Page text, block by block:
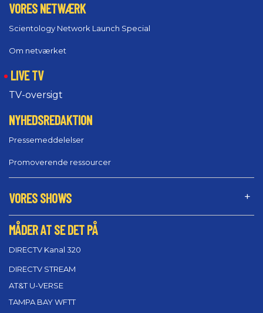
VORES NETWÆRK
Scientology Network Launch Special
Om netværket
LIVE TV
TV-oversigt
NYHEDSREDAKTION
Pressemeddelelser
Promoverende ressourcer
VORES SHOWS
MÅDER AT SE DET PÅ
DIRECTV Kanal 320
DIRECTV STREAM
AT&T U-VERSE
TAMPA BAY WFTT